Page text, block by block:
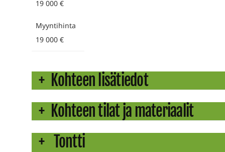
19 000 €
Myyntihinta
19 000 €
Kohteen lisätiedot
Kohteen tilat ja materiaalit
Tontti